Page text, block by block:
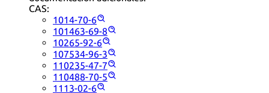
CAS:
1014-70-6
101463-69-8
10265-92-6
107534-96-3
110235-47-7
110488-70-5
1113-02-6